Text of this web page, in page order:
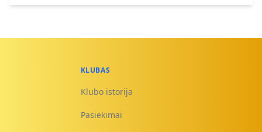
KLUBAS
Klubo istorija
Pasiekimai